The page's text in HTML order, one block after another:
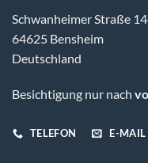
Schwanheimer Straße
64625 Bensheim
Deutschland
Besichtigung nur nach
TELEFON E-MAIL